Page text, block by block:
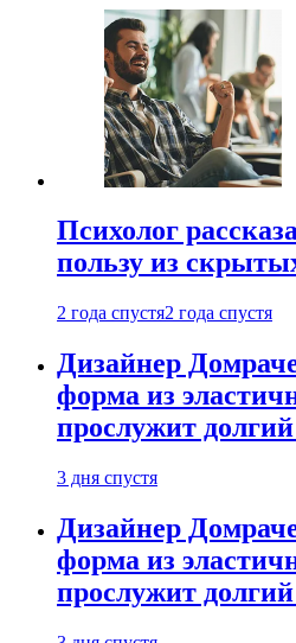
Психолог
пользу из
2 года спустя2 года спустя
Дизайнер
форма из
прослужит
3 дня спустя
Дизайнер
форма из
прослужит